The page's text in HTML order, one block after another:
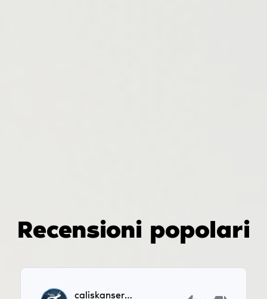
Recensioni popolari
caliskanserkan256